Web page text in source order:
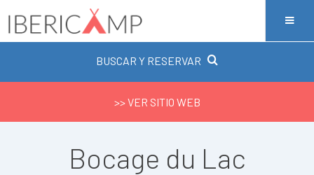
BUSCAR Y RESERVAR
>> VER SITIO WEB
Bocage du Lac